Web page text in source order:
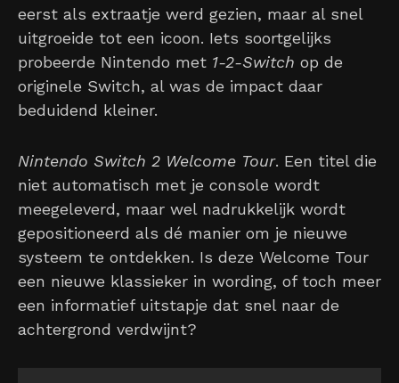
eerst als extraatje werd gezien, maar al snel
uitgroeide tot een icoon. Iets soortgelijks
probeerde Nintendo met 1-2-Switch op de
originele Switch, al was de impact daar
beduidend kleiner.
Nintendo Switch 2 Welcome Tour. Een titel die
niet automatisch met je console wordt
meegeleverd, maar wel nadrukkelijk wordt
gepositioneerd als dé manier om je nieuwe
systeem te ontdekken. Is deze Welcome Tour
een nieuwe klassieker in wording, of toch meer
een informatief uitstapje dat snel naar de
achtergrond verdwijnt?